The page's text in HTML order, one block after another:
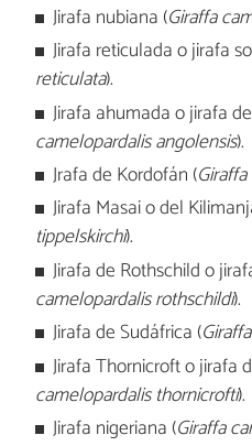
Jirafa nubiana (Giraffa
Jirafa reticulada o jirafa
reticulata).
Jirafa ahumada o jirafa
camelopardalis angolensis).
Jrafa de Kordofán (
Jirafa Masai o del
tippelskirchi).
Jirafa de Rothschild o
camelopardalis rothschildi).
Jirafa de Sudáfrica (
Jirafa Thornicroft o jirafa
camelopardalis thornicrofti).
Jirafa nigeriana (Giraffa